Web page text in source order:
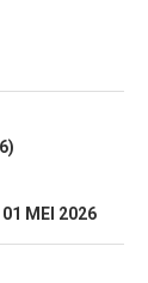
01 MEI 2026